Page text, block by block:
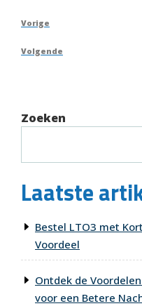
Vorig
Vorige
Volgend
Volgende
Zoeken
Laatste
Bestel LTO3 met
Voordeel
Ontdek de
voor een Betere